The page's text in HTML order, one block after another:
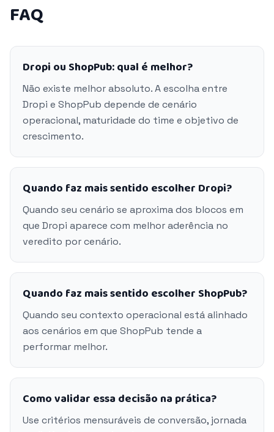
FAQ
Dropi ou ShopPub: qual é melhor?
Não existe melhor absoluto. A escolha entre
Dropi e ShopPub depende de cenário
operacional, maturidade do time e objetivo de
crescimento.
Quando faz mais sentido escolher Dropi?
Quando seu cenário se aproxima dos blocos em
que Dropi aparece com melhor aderência no
veredito por cenário.
Quando faz mais sentido escolher ShopPub?
Quando seu contexto operacional está alinhado
aos cenários em que ShopPub tende a
performar melhor.
Como validar essa decisão na prática?
Use critérios mensuráveis de conversão, jornada